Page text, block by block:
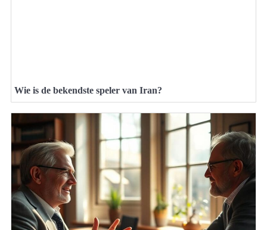
Wie is de bekendste speler van Iran?